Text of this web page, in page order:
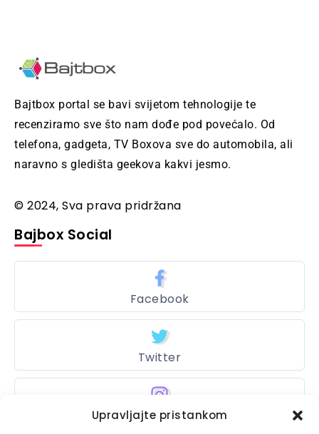
Upravljajte pristankom
Bajtbox portal se bavi svijetom tehnologije te
recenziramo sve što nam dođe pod povećalo. Od
telefona, gadgeta, TV Boxova sve do automobila, ali
naravno s gledišta geekova kakvi jesmo.
© 2024, Sva prava pridržana
Bajbox Social
Facebook
Twitter
Instagram